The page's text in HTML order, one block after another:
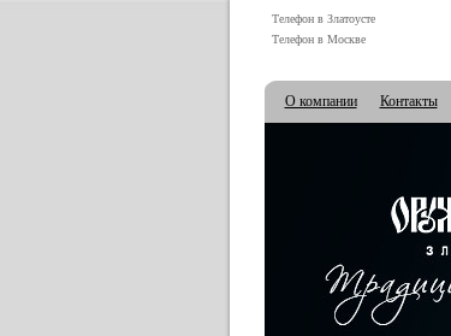
Телефон в Златоусте
Телефон в Москве
О компании Контакты